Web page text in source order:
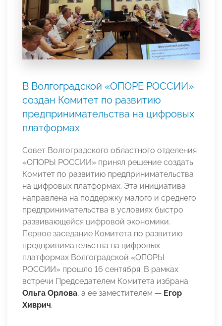
В Волгоградской «ОПОРЕ РОССИИ»
создан Комитет по развитию
предпринимательства на цифровых
платформах
Совет Волгоградского областного отделения
«ОПОРЫ РОССИИ» принял решение создать
Комитет по развитию предпринимательства
на цифровых платформах. Эта инициатива
направлена на поддержку малого и среднего
предпринимательства в условиях быстро
развивающейся цифровой экономики.
Первое заседание Комитета по развитию
предпринимательства на цифровых
платформах Волгоградской «ОПОРЫ
РОССИИ» прошло 16 сентября. В рамках
встречи Председателем Комитета избрана
Ольга Орлова, а ее заместителем — Егор
Хиврич.